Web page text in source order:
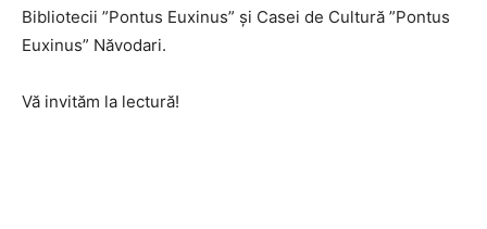
Bibliotecii ”Pontus Euxinus” și Casei de Cultură ”Pontus
Euxinus” Năvodari.
Vă invităm la lectură!